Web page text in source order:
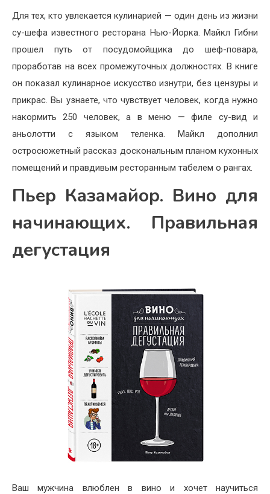
Для тех, кто увлекается кулинарией — один день из жизни
су-шефа известного ресторана Нью-Йорка. Майкл Гибни
прошел путь от посудомойщика до шеф-повара,
проработав на всех промежуточных должностях. В книге
он показал кулинарное искусство изнутри, без цензуры и
прикрас. Вы узнаете, что чувствует человек, когда нужно
накормить 250 человек, а в меню — филе су-вид и
аньолотти с языком теленка. Майкл дополнил
остросюжетный рассказ доскональным планом кухонных
помещений и правдивым ресторанным табелем о рангах.
Пьер Казамайор. Вино для
начинающих. Правильная
дегустация
Ваш мужчина влюблен в вино и хочет научиться